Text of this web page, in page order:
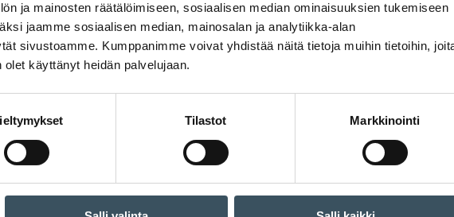
ja mainosten räätälöimiseen, sosiaalisen median ominaisuuksien tukemiseen
jaamme sosiaalisen median, mainosalan ja analytiikka-alan
sivustoamme. Kumppanimme voivat yhdistää näitä tietoja muihin tietoihin,
käyttänyt heidän palvelujaan.
Tilastot Markkinointi